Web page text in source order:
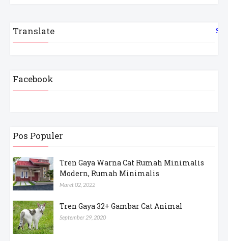
Translate
Facebook
Pos Populer
Tren Gaya Warna Cat Rumah Minimalis
Modern, Rumah Minimalis
Maret 02, 2022
Tren Gaya 32+ Gambar Cat Animal
September 29, 2020